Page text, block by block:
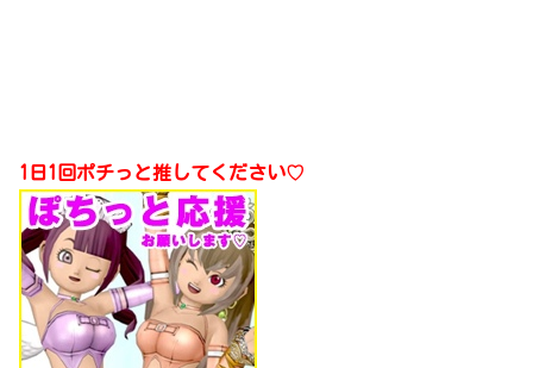
1日1回ポチっと推してください♡